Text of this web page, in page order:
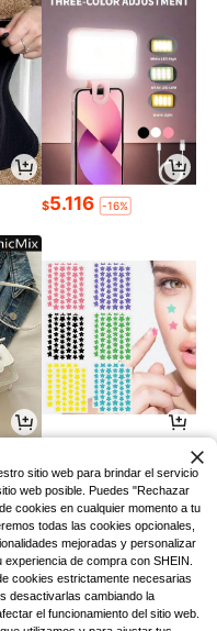
$5.116 -16%
sitio web para brindar el servicio
web posible. Puedes "Rechazar
cookies en cualquier momento a tu
todas las cookies opcionales,
mejoradas y personalizar
de compra con SHEIN.
cookies estrictamente necesarias
desactivarlas cambiando la
el funcionamiento del sitio web.